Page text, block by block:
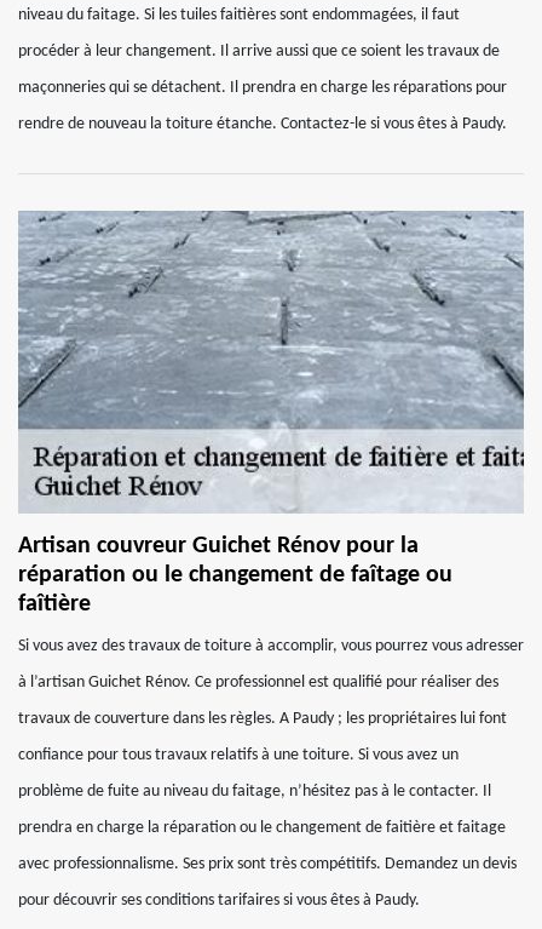
niveau du faitage. Si les tuiles faitières sont endommagées, il faut
procéder à leur changement. Il arrive aussi que ce soient les travaux de
maçonneries qui se détachent. Il prendra en charge les réparations pour
rendre de nouveau la toiture étanche. Contactez-le si vous êtes à Paudy.
Artisan couvreur Guichet Rénov pour la
réparation ou le changement de faîtage ou
faîtière
Si vous avez des travaux de toiture à accomplir, vous pourrez vous adresser
à l’artisan Guichet Rénov. Ce professionnel est qualifié pour réaliser des
travaux de couverture dans les règles. A Paudy ; les propriétaires lui font
confiance pour tous travaux relatifs à une toiture. Si vous avez un
problème de fuite au niveau du faitage, n’hésitez pas à le contacter. Il
prendra en charge la réparation ou le changement de faitière et faitage
avec professionnalisme. Ses prix sont très compétitifs. Demandez un devis
pour découvrir ses conditions tarifaires si vous êtes à Paudy.